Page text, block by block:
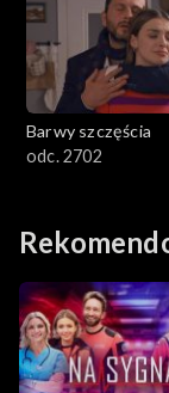
Barwy szczęścia
odc. 2702